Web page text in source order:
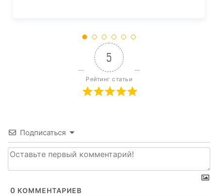
5
Рейтинг статьи
Подписаться
0 КОММЕНТАРИЕВ